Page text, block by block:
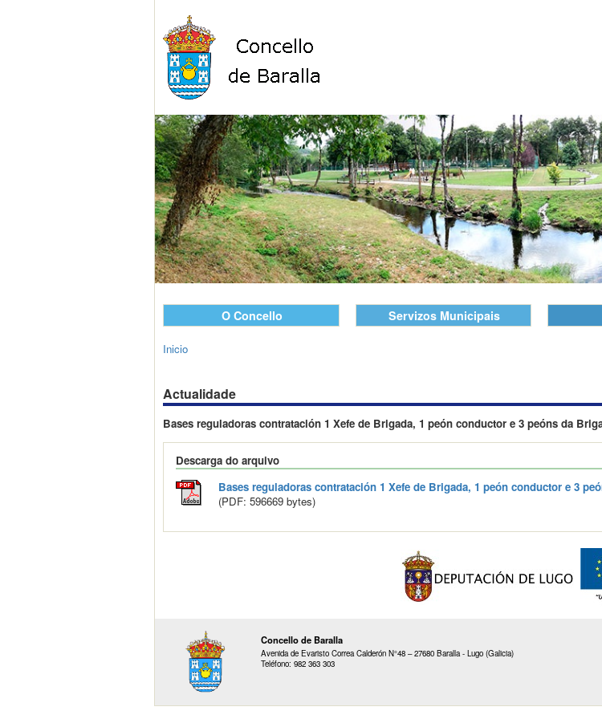
O Concello Servizos Municipais
Inicio
Actualidade
Bases reguladoras contratación 1 Xefe de Brigada, 1 peón conductor e 3 peóns da
Descarga do arquivo
Bases reguladoras contratación 1 Xefe de Brigada, 1 peón conductor e 3
(PDF: 596669 bytes)
Concello de Baralla
Avenida de Evaristo Correa Calderón N°48 – 27680 Baralla - Lugo (Galicia)
Teléfono: 982 363 303